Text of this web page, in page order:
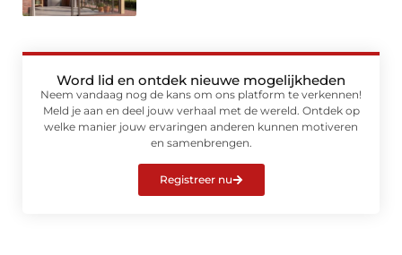
Word lid en ontdek nieuwe mogelijkheden
Neem vandaag nog de kans om ons platform te verkennen!
Meld je aan en deel jouw verhaal met de wereld. Ontdek op
welke manier jouw ervaringen anderen kunnen motiveren
en samenbrengen.
Registreer nu